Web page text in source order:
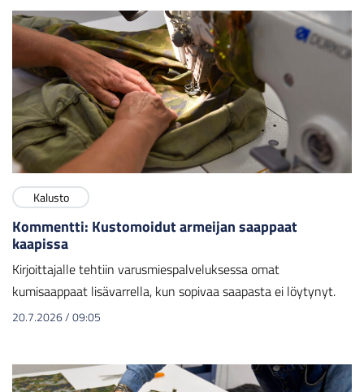
Kalusto
Kommentti: Kustomoidut armeijan saappaat
kaapissa
Kirjoittajalle tehtiin varusmiespalveluksessa omat
kumisaappaat lisävarrella, kun sopivaa saapasta ei löytynyt.
20.7.2026/09:05